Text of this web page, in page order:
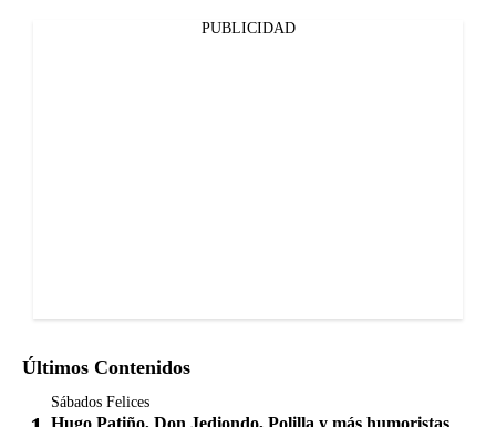
PUBLICIDAD
Últimos Contenidos
Sábados Felices
Hugo Patiño, Don Jediondo, Polilla y más humoristas